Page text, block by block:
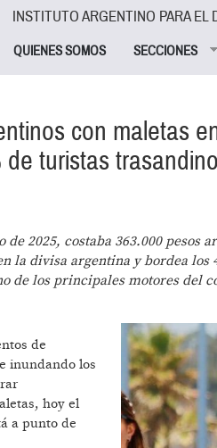
INSTITUTO ARGENTINO PARA EL
QUIENES SOMOS SECCIONES
con maletas
turistas
2025, costaba 363.000
la divisa argentina y bordea los
de los principales motores del
de
inundando los
hoy el
a punto de